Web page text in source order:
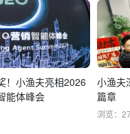
！小渔夫亮相2026
能体峰会
小渔夫
篇章
浏览：